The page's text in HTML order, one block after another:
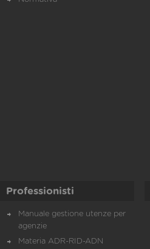
Professionisti
Manuale gestione utenze per
agenzie
Materia ADR-RID-ADN